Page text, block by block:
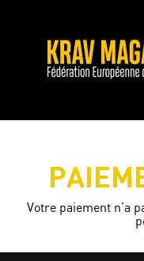
Votre paiement n’a